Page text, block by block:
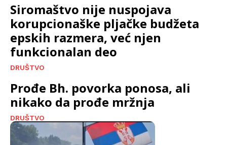
Siromaštvo nije nuspojava
korupcionaške pljačke budžeta
epskih razmera, već njen
funkcionalan deo
DRUŠTVO
Prođe Bh. povorka ponosa, ali
nikako da prođe mržnja
DRUŠTVO